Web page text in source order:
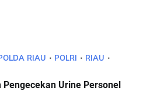
RIAU POLRI
RIAU
Urine Personel